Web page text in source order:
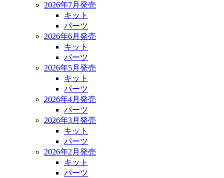
2026年7月発売
キット
パーツ
2026年6月発売
キット
パーツ
2026年5月発売
キット
パーツ
2026年4月発売
パーツ
2026年3月発売
キット
パーツ
2026年2月発売
キット
パーツ